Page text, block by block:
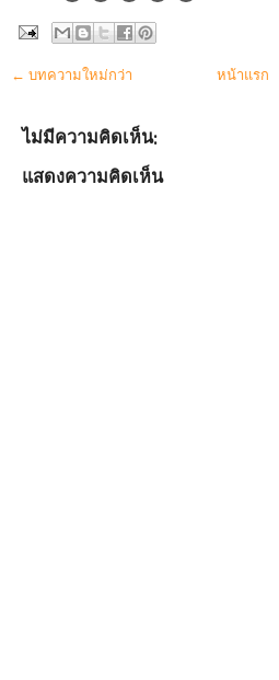
← บทความใหม่กว่า หน้าแรก
ไม่มีความคิดเห็น:
แสดงความคิดเห็น